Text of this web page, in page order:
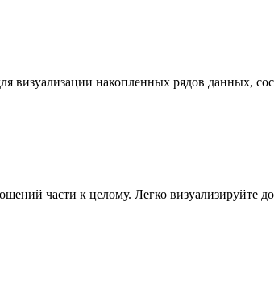
визуализации накопленных рядов данных,
части к целому. Легко визуализируйте